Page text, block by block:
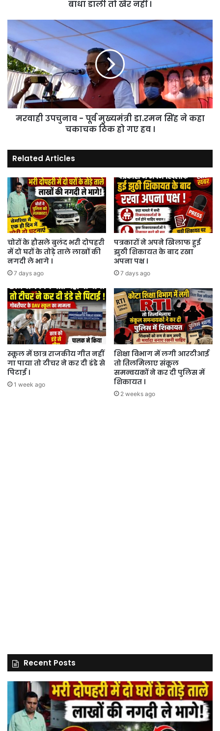
बाधा डाली तो खैर नहीं ।
मरवाही
-
पूर्व
मुख्यमंत्री
डा.रमन
सिंह
ने
कहा
चकाचक
गए
।
मरवाही उपचुनाव - पूर्व मुख्यमंत्री डा.रमन सिंह ने कहा
चकाचक ठिक हो गए हव ।
Related Articles
चोरों के हौसले बुलंद भरी दोपहरी
में दो घरों के तोड़े ताले लाखों की
नगदी ले भागे ।
7 days ago
पत्रकारों ने अपने खिलाफ हुई
झुठी शिकायत के बाद रखा
अपना पक्ष ।
7 days ago
स्कूल में छात्र राजकीय गीत नहीं
गा पाया तो टीचर ने कर दी डंडे से
पिटाई ।
1 week ago
शिक्षा विभाग में लगी आरटीआई
तो तिलमिलाए संकूल
समन्वयकों ने कर दी पुलिस में
शिकायत ।
2 weeks ago
Recent Posts